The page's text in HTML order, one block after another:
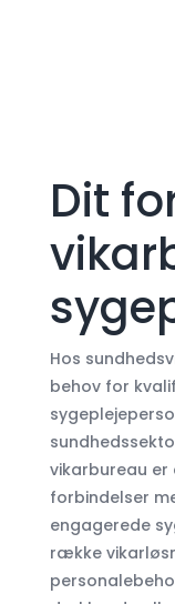
Dit
Hos
behov for
vikarbureau
forbindelser
engagerede
række